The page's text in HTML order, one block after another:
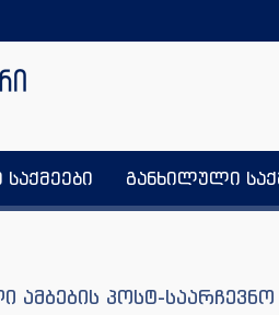
განხილული
ამბების პოსტ-